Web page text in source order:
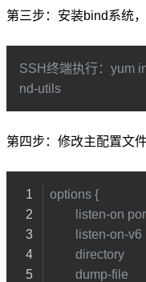
第三步：安装bind系统
SSH终端执行：yum
nd-utils
第四步：修改主配置文
options {
listen-
listen-
directory